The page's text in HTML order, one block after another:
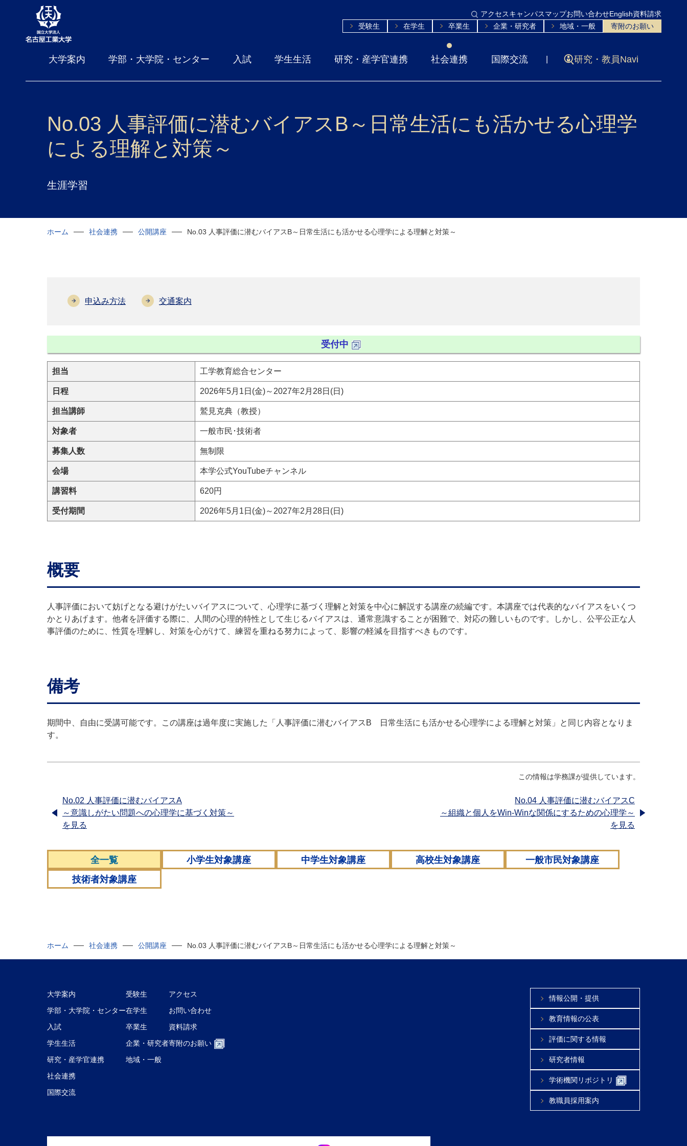
アクセスキャンパスマップお問い合わせEnglish資料請求
受験生
在学生 卒業生 企業・研究者 地域・一般 寄附のお願い
大学案内 学部・大学院・センター 入試 学生生活 研究・産学官連携 社会連携 国際交流 研究・教員Navi
No.03 人事評価に潜むバイアスB～日常生活にも活かせる心理学
による理解と対策～
生涯学習
ホーム 社会連携 公開講座 No.03 人事評価に潜むバイアスB～日常生活にも活かせる心理学による理解と対策～
申込み方法 交通案内
受付中
担当 工学教育総合センター
日程 2026年5月1日(金)～2027年2月28日(日)
担当講師 鷲見克典（教授）
対象者 一般市民･技術者
募集人数 無制限
会場 本学公式YouTubeチャンネル
講習料 620円
受付期間 2026年5月1日(金)～2027年2月28日(日)
概要
人事評価において妨げとなる避けがたいバイアスについて、心理学に基づく理解と対策を中心に解説する講座の続編です。本講座では代表的なバイアスをいくつ
かとりあげます。他者を評価する際に、人間の心理的特性として生じるバイアスは、通常意識することが困難で、対応の難しいものです。しかし、公平公正な人
事評価のために、性質を理解し、対策を心がけて、練習を重ねる努力によって、影響の軽減を目指すべきものです。
備考
期間中、自由に受講可能です。この講座は過年度に実施した「人事評価に潜むバイアスB 日常生活にも活かせる心理学による理解と対策」と同じ内容となりま
す。
この情報は学務課が提供しています。
No.02 人事評価に潜むバイアスA
～意識しがたい問題への心理学に基づく対策～
を見る
No.04 人事評価に潜むバイアスC
～組織と個人をWin-Winな関係にするための心理学～
を見る
全一覧 小学生対象講座 中学生対象講座 高校生対象講座
一般市民対象講座
技術者対象講座
ホーム 社会連携 公開講座 No.03 人事評価に潜むバイアスB～日常生活にも活かせる心理学による理解と対策～
大学案内
学部・大学院・センター
入試
学生生活
研究・産学官連携
社会連携
国際交流
受験生
在学生
卒業生
企業・研究者
地域・一般
アクセス
お問い合わせ
資料請求
寄附のお願い
情報公開・提供
教育情報の公表
評価に関する情報
研究者情報
学術機関リポジトリ
教職員採用案内